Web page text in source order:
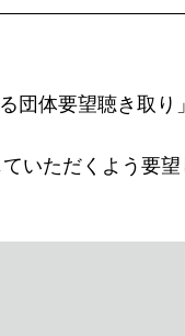
団体要望聴き取
いただくよう要望